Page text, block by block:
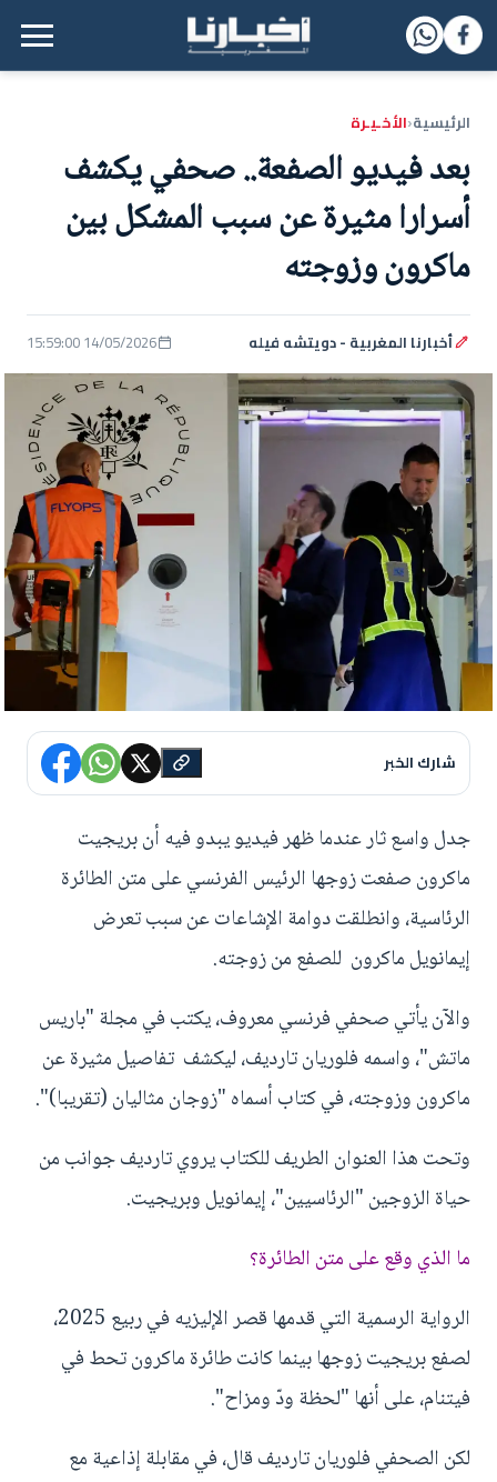
القائمة الرئيسية
الرئيسية‹الأخـيـرة
بعد فيديو الصفعة.. صحفي يكشف
أسرارا مثيرة عن سبب المشكل بين
ماكرون وزوجته
أخبارنا المغربية - دويتشه فيله 14/05/2026 15:59:00
شارك الخبر
جدل واسع ثار عندما ظهر فيديو يبدو فيه أن بريجيت
ماكرون صفعت زوجها الرئيس الفرنسي على متن الطائرة
الرئاسية، وانطلقت دوامة الإشاعات عن سبب تعرض
إيمانويل ماكرون للصفع من زوجته.
والآن يأتي صحفي فرنسي معروف، يكتب في مجلة "باريس
ماتش"، واسمه فلوريان تارديف، ليكشف تفاصيل مثيرة عن
ماكرون وزوجته، في كتاب أسماه "زوجان مثاليان (تقريبا)".
وتحت هذا العنوان الطريف للكتاب يروي تارديف جوانب من
حياة الزوجين "الرئاسيين"، إيمانويل وبريجيت.
ما الذي وقع على متن الطائرة؟
الرواية الرسمية التي قدمها قصر الإليزيه في ربيع 2025،
لصفع بريجيت زوجها بينما كانت طائرة ماكرون تحط في
فيتنام، على أنها "لحظة ودّ ومزاح".
لكن الصحفي فلوريان تارديف قال، في مقابلة إذاعية مع